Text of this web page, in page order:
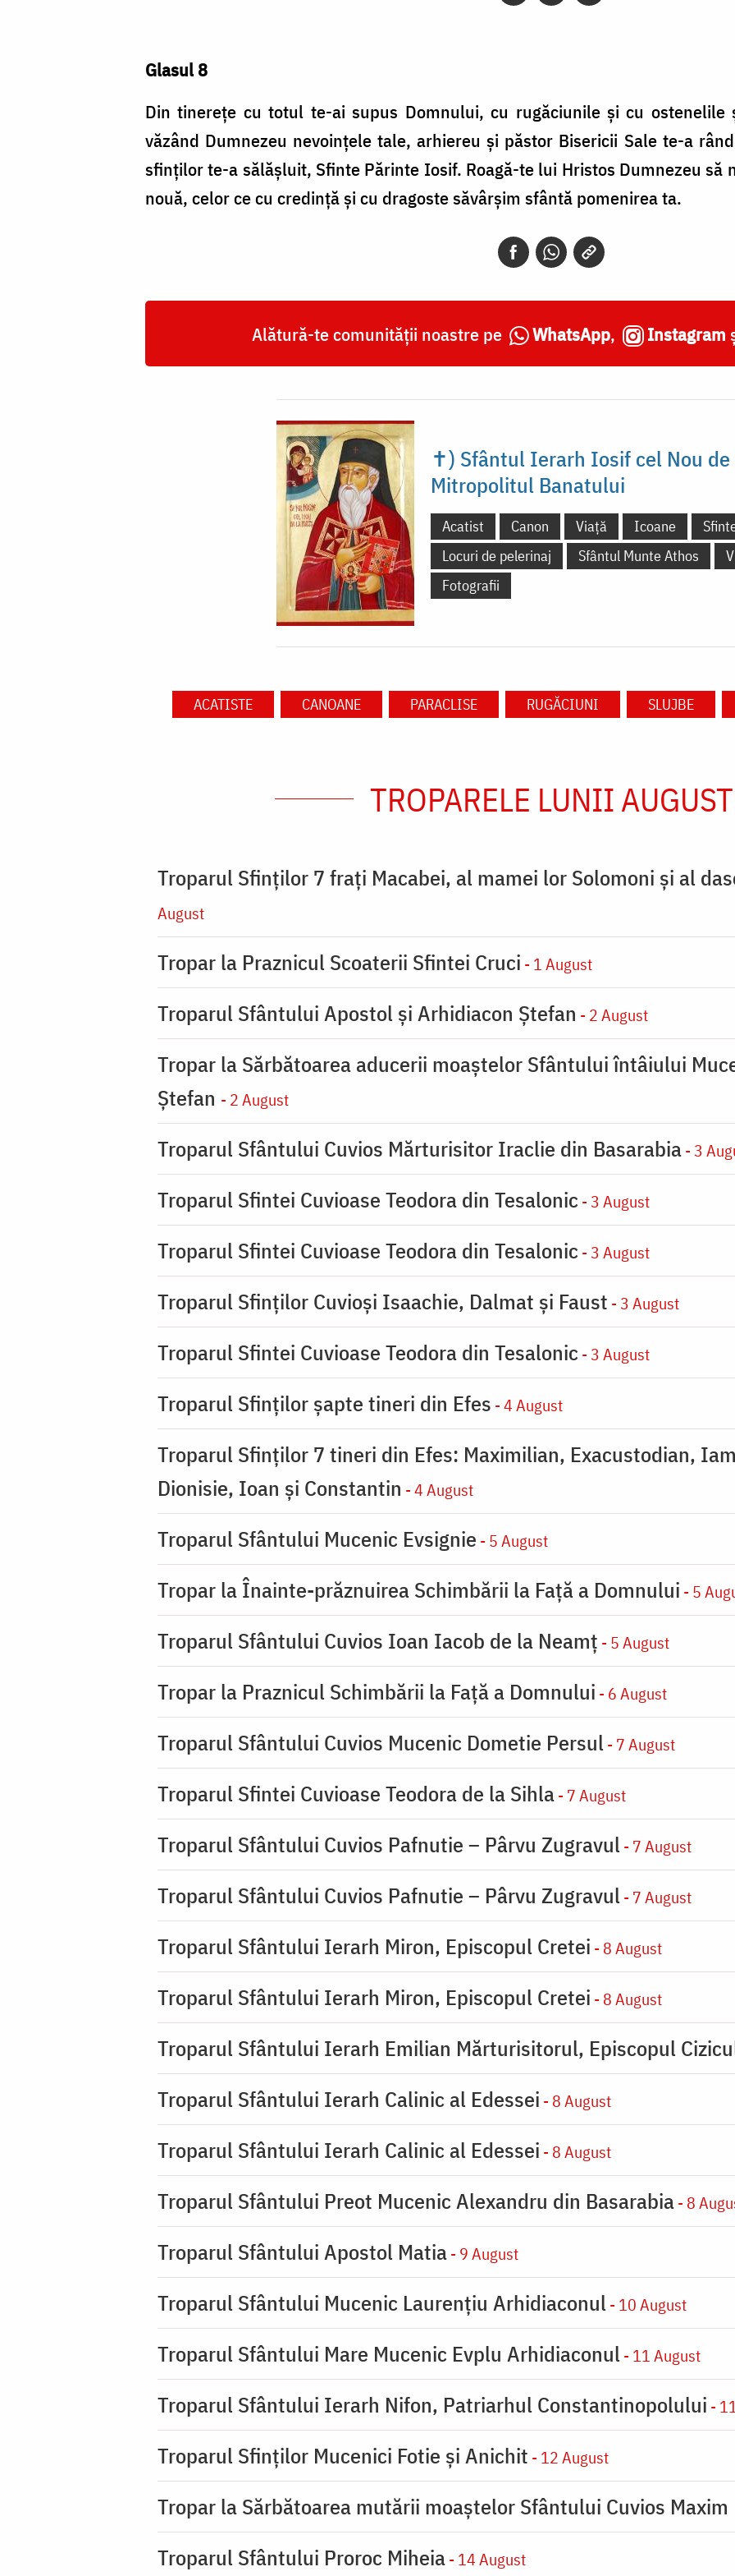
Glasul 8
Din tinereţe cu totul te-ai supus Domnului, cu rugăciunile şi cu ostenelile
văzând Dumnezeu nevoinţele tale, arhiereu şi păstor Bisericii Sale te-a
sfinţilor te-a sălăşluit, Sfinte Părinte Iosif. Roagă-te lui Hristos Dumnezeu să
nouă, celor ce cu credinţă şi cu dragoste săvârşim sfântă pomenirea ta.
Alătură-te comunității noastre pe WhatsApp, Instagram
✝) Sfântul Ierarh Iosif cel Nou
Mitropolitul Banatului
Acatist Canon Viață Icoane
Locuri de pelerinaj
Sfântul Munte Athos
Fotografii
ACATISTE CANOANE PARACLISE RUGĂCIUNI SLUJBE
TROPARELE LUNII AUGUST
Troparul Sfinţilor 7 fraţi Macabei, al mamei lor Solomoni şi al
August
Tropar la Praznicul Scoaterii Sfintei Cruci - 1 August
Troparul Sfântului Apostol și Arhidiacon Ștefan - 2 August
Tropar la Sărbătoarea aducerii moaştelor Sfântului întâiului
Ştefan - 2 August
Troparul Sfântului Cuvios Mărturisitor Iraclie din Basarabia- 3
Troparul Sfintei Cuvioase Teodora din Tesalonic - 3 August
Troparul Sfintei Cuvioase Teodora din Tesalonic - 3 August
Troparul Sfinţilor Cuvioşi Isaachie, Dalmat şi Faust - 3 August
Troparul Sfintei Cuvioase Teodora din Tesalonic - 3 August
Troparul Sfinţilor şapte tineri din Efes - 4 August
Troparul Sfinţilor 7 tineri din Efes: Maximilian, Exacustodian,
Dionisie, Ioan şi Constantin - 4 August
Troparul Sfântului Mucenic Evsignie - 5 August
Tropar la Înainte-prăznuirea Schimbării la Faţă a Domnului - 5
Troparul Sfântului Cuvios Ioan Iacob de la Neamț - 5 August
Tropar la Praznicul Schimbării la Faţă a Domnului - 6 August
Troparul Sfântului Cuvios Mucenic Dometie Persul - 7 August
Troparul Sfintei Cuvioase Teodora de la Sihla- 7 August
Troparul Sfântului Cuvios Pafnutie – Pârvu Zugravul - 7 August
Troparul Sfântului Cuvios Pafnutie – Pârvu Zugravul - 7 August
Troparul Sfântului Ierarh Miron, Episcopul Cretei - 8 August
Troparul Sfântului Ierarh Miron, Episcopul Cretei - 8 August
Troparul Sfântului Ierarh Emilian Mărturisitorul, Episcopul
Troparul Sfântului Ierarh Calinic al Edessei - 8 August
Troparul Sfântului Ierarh Calinic al Edessei - 8 August
Troparul Sfântului Preot Mucenic Alexandru din Basarabia- 8
Troparul Sfântului Apostol Matia- 9 August
Troparul Sfântului Mucenic Laurențiu Arhidiaconul - 10 August
Troparul Sfântului Mare Mucenic Evplu Arhidiaconul - 11 August
Troparul Sfântului Ierarh Nifon, Patriarhul Constantinopolului -
Troparul Sfinţilor Mucenici Fotie şi Anichit - 12 August
Tropar la Sărbătoarea mutării moaştelor Sfântului Cuvios
Troparul Sfântului Proroc Miheia- 14 August